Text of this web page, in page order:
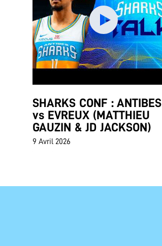
SHARKS CONF : ANTIBES
vs EVREUX (MATTHIEU
GAUZIN & JD JACKSON)
9 Avril 2026